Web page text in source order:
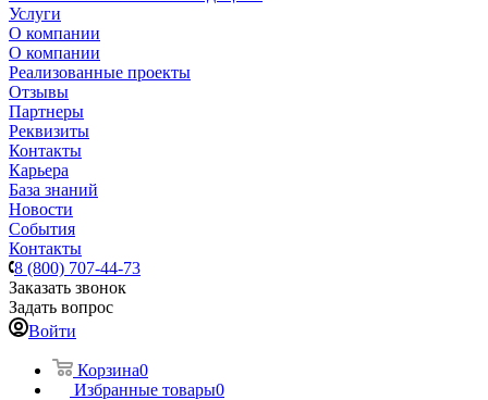
Услуги
О компании
О компании
Реализованные проекты
Отзывы
Партнеры
Реквизиты
Контакты
Карьера
База знаний
Новости
События
Контакты
8 (800) 707-44-73
Заказать звонок
Задать вопрос
Войти
Корзина0
Избранные товары0